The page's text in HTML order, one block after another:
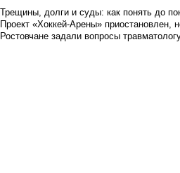
Трещины, долги и суды: как понять до
Проект «Хоккей-Арены» приостановлен,
Ростовчане задали вопросы